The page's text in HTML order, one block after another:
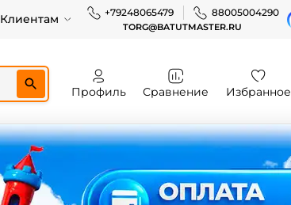
Клиентам +79248065479 88005004290
TORG@BATUTMASTER.RU
Профиль Сравнение Избранное